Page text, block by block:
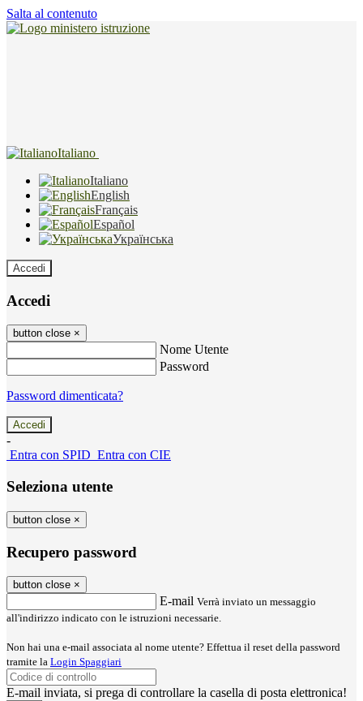
Salta al contenuto
Italiano
Italiano
English
Français
Español
Українська
Accedi
Accedi
button close ×
Nome Utente
Password
Password dimenticata?
-
Entra con SPID Entra con CIE
Seleziona utente
button close ×
Recupero password
button close ×
E-mail Verrà inviato un messaggio
all'indirizzo indicato con le istruzioni necessarie.
Non hai una e-mail associata al nome utente? Effettua il reset della password
tramite la Login Spaggiari
E-mail inviata, si prega di controllare la casella di posta elettronica!